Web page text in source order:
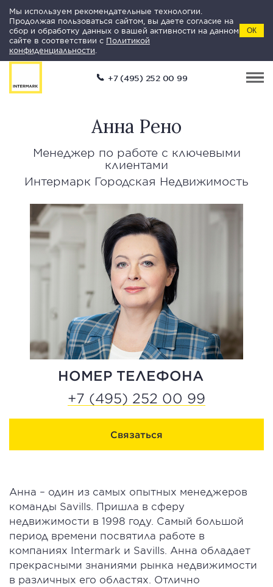
Мы используем рекомендательные технологии.
Продолжая пользоваться сайтом, вы даете согласие на
сбор и обработку данных о вашей активности на данном
сайте в соответствии с Политикой
конфиденциальности
ОК
+7 (495) 252 00 99
Анна Рено
Менеджер по работе с ключевыми
клиентами
Интермарк Городская Недвижимость
НОМЕР ТЕЛЕФОНА
+7 (495) 252 00 99
Связаться
Анна – один из самых опытных менеджеров
команды Savills. Пришла в сферу
недвижимости в 1998 году. Самый большой
период времени посвятила работе в
компаниях Intermark и Savills. Анна обладает
прекрасными знаниями рынка недвижимости
в различных его областях. Отлично